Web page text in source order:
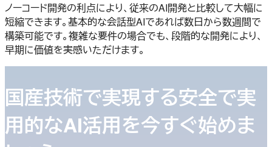
ノーコード開発の利点により、従来のAI開発と比較して大幅に
短縮できます。基本的な会話型AIであれば数日から数週間で
構築可能です。複雑な要件の場合でも、段階的な開発により、
早期に価値を実感いただけます。
国産技術で実現する安全で実
用的なAI活用を今すぐ始めま